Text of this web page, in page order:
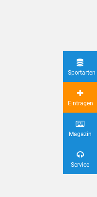
Sportarten
Eintragen
Magazin
Service